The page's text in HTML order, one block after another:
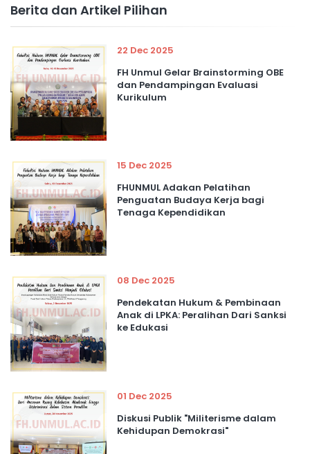
Berita dan Artikel Pilihan
22 Dec 2025
FH Unmul Gelar Brainstorming OBE
dan Pendampingan Evaluasi
Kurikulum
15 Dec 2025
FHUNMUL Adakan Pelatihan
Penguatan Budaya Kerja bagi
Tenaga Kependidikan
08 Dec 2025
Pendekatan Hukum & Pembinaan
Anak di LPKA: Peralihan Dari Sanksi
ke Edukasi
01 Dec 2025
Diskusi Publik "Militerisme dalam
Kehidupan Demokrasi"